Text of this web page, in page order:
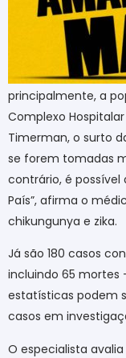
principalmente, a
Complexo
Timerman, o surto
se forem tomadas
contrário, é
País”, afirma o
chikungunya e zika.
Já são 180 casos
incluindo 65 mortes
estatísticas podem
casos em
O especialista